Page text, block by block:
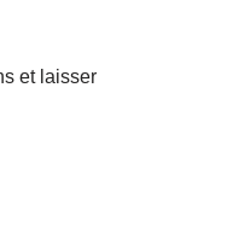
et laisser